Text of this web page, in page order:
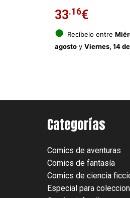
33.16€
● Recíbelo entre
agostoy Viernes, 14
Categorías
Comics de aventuras
Comics de fantasía
Comics de ciencia
Especial para